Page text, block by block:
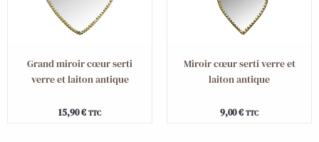
Grand miroir cœur serti
verre et laiton antique
15,90€ TTC
Miroir cœur serti verre et
laiton antique
9,00€ TTC